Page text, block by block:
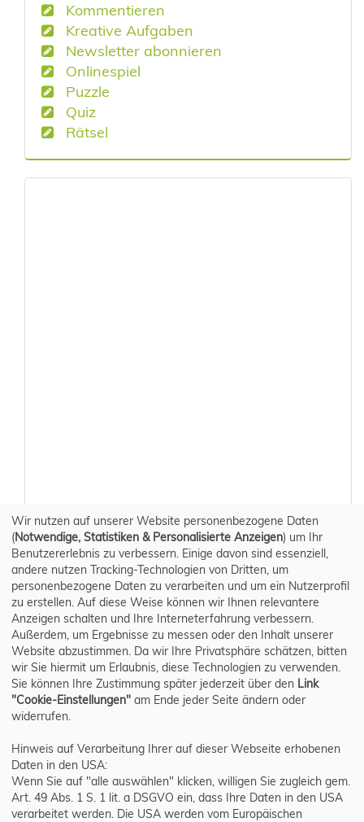
Kommentieren
Kreative Aufgaben
Newsletter abonnieren
Onlinespiel
Puzzle
Quiz
Rätsel
Wir nutzen auf unserer Website personenbezogene Daten
(Notwendige, Statistiken & Personalisierte Anzeigen) um Ihr
Benutzererlebnis zu verbessern. Einige davon sind essenziell,
andere nutzen Tracking-Technologien von Dritten, um
personenbezogene Daten zu verarbeiten und um ein Nutzerprofil
zu erstellen. Auf diese Weise können wir Ihnen relevantere
Anzeigen schalten und Ihre Interneterfahrung verbessern.
Außerdem, um Ergebnisse zu messen oder den Inhalt unserer
Website abzustimmen. Da wir Ihre Privatsphäre schätzen, bitten
wir Sie hiermit um Erlaubnis, diese Technologien zu verwenden.
Sie können Ihre Zustimmung später jederzeit über den Link
"Cookie-Einstellungen" am Ende jeder Seite ändern oder
widerrufen.
Hinweis auf Verarbeitung Ihrer auf dieser Webseite erhobenen
Daten in den USA:
Wenn Sie auf "alle auswählen" klicken, willigen Sie zugleich gem.
Art. 49 Abs. 1 S. 1 lit. a DSGVO ein, dass Ihre Daten in den USA
verarbeitet werden. Die USA werden vom Europäischen